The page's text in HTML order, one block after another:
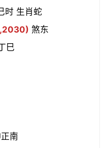
时 生肖蛇
煞东
巳
南